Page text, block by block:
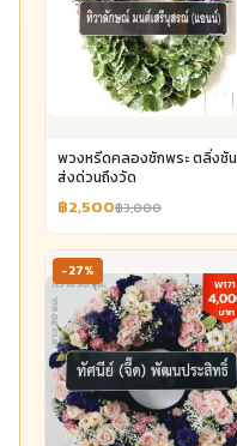
พวงหรีดคลองชักพระ ตลิ่งชัน
ส่งด่วนถึงวัด
฿2,500฿3,000
-27%